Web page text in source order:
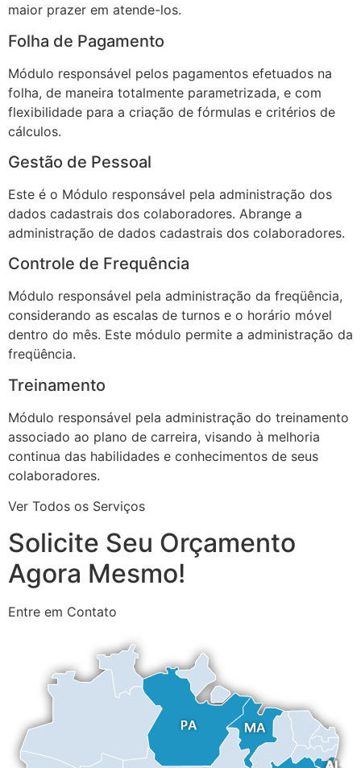
maior prazer em atende-los.
Folha de Pagamento
Módulo responsável pelos pagamentos efetuados na
folha, de maneira totalmente parametrizada, e com
flexibilidade para a criação de fórmulas e critérios de
cálculos.
Gestão de Pessoal
Este é o Módulo responsável pela administração dos
dados cadastrais dos colaboradores. Abrange a
administração de dados cadastrais dos colaboradores.
Controle de Frequência
Módulo responsável pela administração da freqüência,
considerando as escalas de turnos e o horário móvel
dentro do mês. Este módulo permite a administração da
freqüência.
Treinamento
Módulo responsável pela administração do treinamento
associado ao plano de carreira, visando à melhoria
continua das habilidades e conhecimentos de seus
colaboradores.
Ver Todos os Serviços
Solicite Seu Orçamento
Agora Mesmo!
Entre em Contato